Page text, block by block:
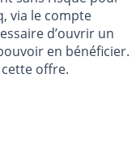
sans risque pour
via le compte
d’ouvrir un
offre.